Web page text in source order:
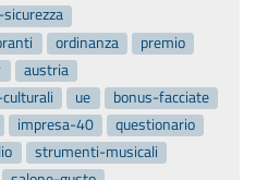
ordinanza
premio
austria
ue
bonus-facciate
impresa-40
questionario
strumenti-musicali